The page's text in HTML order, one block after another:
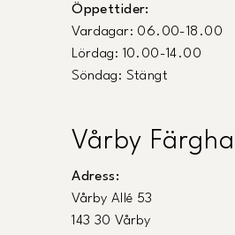
Öppettider:
Vardagar: 06.00-18.00
Lördag: 10.00-14.00
Söndag: Stängt
Vårby Färghall
Adress:
Vårby Allé 53
143 30 Vårby